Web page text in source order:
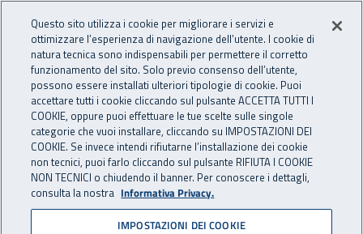
INAIL - Istituto Nazionale
Apri cerca
Navigazione principale
Pagina non disponibile
Il contenuto non è stato trovato. Per continuare la
navigazione è possibile ritornare alla
Questo sito utilizza i cookie per migliorare i servizi e
ottimizzare l’esperienza di navigazione dell’utente. I cookie di
natura tecnica sono indispensabili per permettere il corretto
funzionamento del sito. Solo previo consenso dell’utente,
possono essere installati ulteriori tipologie di cookie. Puoi
accettare tutti i cookie cliccando sul pulsante ACCETTA TUTTI I
COOKIE, oppure puoi effettuare le tue scelte sulle singole
categorie che vuoi installare, cliccando su IMPOSTAZIONI DEI
COOKIE. Se invece intendi rifiutarne l’installazione dei cookie
non tecnici, puoi farlo cliccando sul pulsante RIFIUTA I COOKIE
NON TECNICI o chiudendo il banner. Per conoscere i dettagli,
consulta la nostra Informativa Privacy.
IMPOSTAZIONI DEI COOKIE